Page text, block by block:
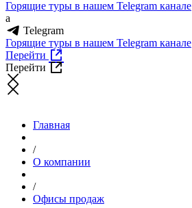
Горящие туры в нашем Telegram канале
a
Telegram
Горящие туры в нашем Telegram канале
Перейти
Перейти
Главная
/
О компании
/
Офисы продаж